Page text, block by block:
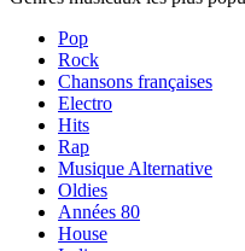
Pop
Rock
Chansons françaises
Electro
Hits
Rap
Musique Alternative
Oldies
Années 80
House